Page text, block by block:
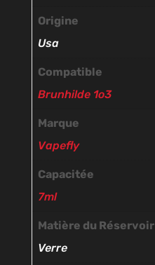
Origine
Usa
Compatible
Brunhilde 1o3
Marque
Vapefly
Capacitée
7ml
Matière du Réservoir
Verre